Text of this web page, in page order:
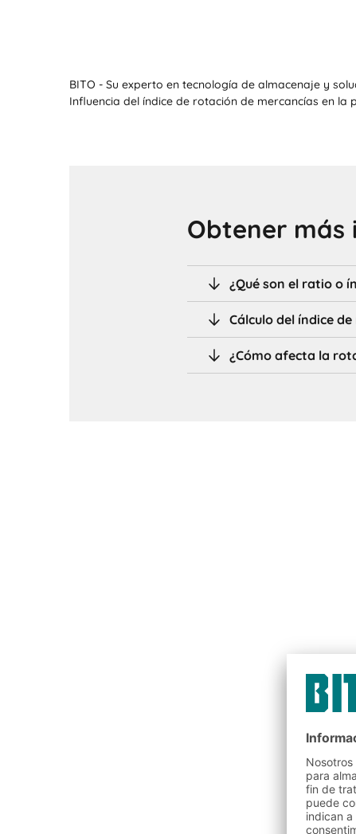
BITO - Su experto en tecnología de almacenaje y
Influencia del índice de rotación de mercancías en la
Obtener más
¿Qué son el ratio o
Cálculo del índice
¿Cómo afecta la